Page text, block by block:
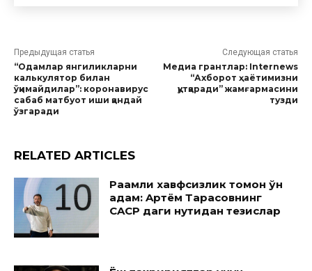
Предыдущая статья
“Одамлар янгиликларни
калькулятор билан
ўқимайдилар”: коронавирус
сабаб матбуот иши қандай
ўзгаради
Следующая статья
Медиа грантлар: Internews
“Ахборот ҳаётимизни
қутқаради” жамғармасини
тузди
RELATED ARTICLES
Рақамли хавфсизлик томон ўн
қадам: Aртём Тарасовнинг
CACP даги нутқидан тезислар